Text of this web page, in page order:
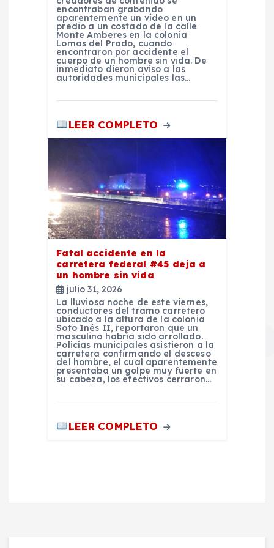
encontraban grabando
aparentemente un vídeo en un
predio a un costado de la calle
Monte Amberes en la colonia
Lomas del Prado, cuando
encontraron por accidente el
cuerpo de un hombre sin vida. De
inmediato dieron aviso a las
autoridades municipales las…
LEER COMPLETO
Fatal accidente en la
carretera federal #45 deja a
un hombre sin vida
julio 31, 2026
La lluviosa noche de este viernes,
conductores del tramo carretero
ubicado a la altura de la colonia
Soto Inés II, reportaron que un
masculino habría sido arrollado.
Policías municipales asistieron a la
carretera confirmando el desceso
del hombre, el cual aparentemente
presentaba un golpe muy fuerte en
su cabeza, los efectivos cerraron…
LEER COMPLETO